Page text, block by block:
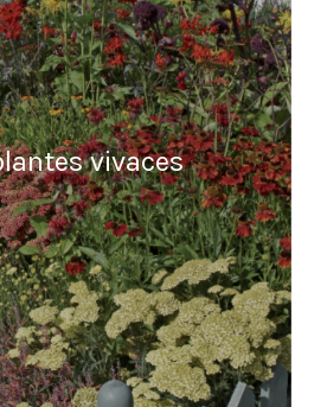
vivaces